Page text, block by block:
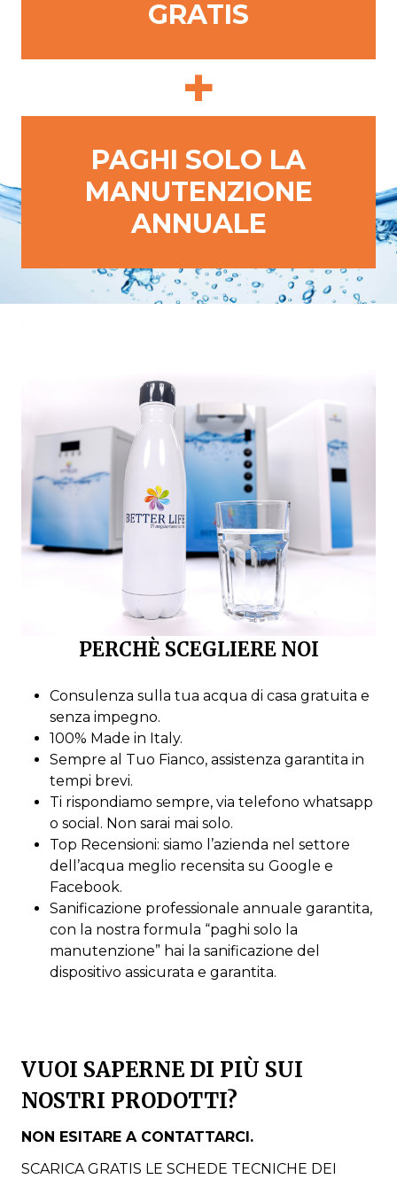
GRATIS
+
PAGHI SOLO LA
MANUTENZIONE
ANNUALE
PERCHÈ SCEGLIERE NOI
Consulenza sulla tua acqua di casa gratuita e
senza impegno.
100% Made in Italy.
Sempre al Tuo Fianco, assistenza garantita in
tempi brevi.
Ti rispondiamo sempre, via telefono whatsapp
o social. Non sarai mai solo.
Top Recensioni: siamo l’azienda nel settore
dell’acqua meglio recensita su Google e
Facebook.
Sanificazione professionale annuale garantita,
con la nostra formula “paghi solo la
manutenzione” hai la sanificazione del
dispositivo assicurata e garantita.
VUOI SAPERNE DI PIÙ SUI
NOSTRI PRODOTTI?
NON ESITARE A CONTATTARCI.
SCARICA GRATIS LE SCHEDE TECNICHE DEI